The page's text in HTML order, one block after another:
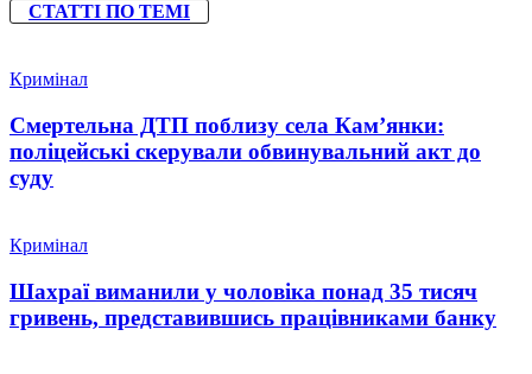
СТАТТІ ПО ТЕМІ
Кримінал
Смертельна ДТП поблизу села Кам’янки:
поліцейські скерували обвинувальний акт до
суду
Кримінал
Шахраї виманили у чоловіка понад 35 тисяч
гривень, представившись працівниками банку